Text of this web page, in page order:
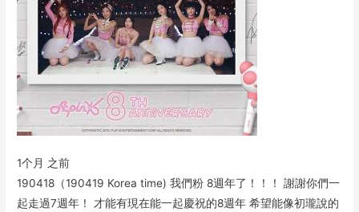
1个月 之前
190418（190419 Korea time) 我們粉 8週年了！！！ 謝謝你們一
起走過7週年！ 才能有現在能一起慶祝的8週年 希望能像初瓏說的